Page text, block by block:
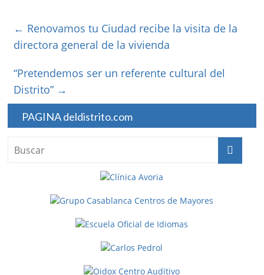
← Renovamos tu Ciudad recibe la visita de la
directora general de la vivienda
“Pretendemos ser un referente cultural del
Distrito” →
PAGINA deldistrito.com